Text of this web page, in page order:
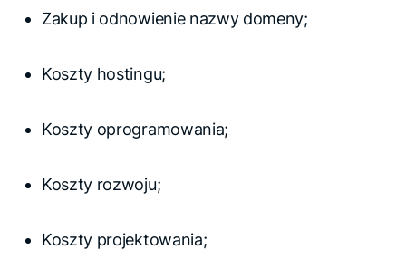
Zakup i odnowienie nazwy domeny;
Koszty hostingu;
Koszty oprogramowania;
Koszty rozwoju;
Koszty projektowania;